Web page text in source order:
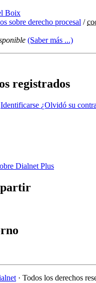
Boix
sobre derecho procesal /
(Saber más ...)
registrados
Identificarse ¿Olvidó su
· Todos los derechos